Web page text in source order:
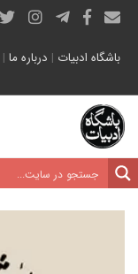
باشگاه ادبیات | درباره ما |